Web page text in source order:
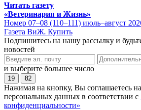
Читать газету
«Ветеринария и Жизнь»
Номер 07–08 (110–111) июль–август
Газета ВиЖ. Купить
Подпишитесь на нашу рассылку и
новостей
и выберите большее число
19 82
Нажимая на кнопку, Вы соглашаетесь
персональных данных в соответствии с
конфиденциальности»